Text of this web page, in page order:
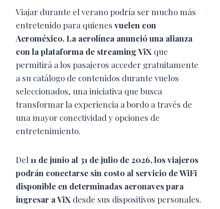
Viajar durante el verano podría ser mucho más
entretenido para quienes vuelen con
Aeroméxico. La aerolínea anunció una alianza
con la plataforma de streaming ViX que
permitirá a los pasajeros acceder gratuitamente
a su catálogo de contenidos durante vuelos
seleccionados, una iniciativa que busca
transformar la experiencia a bordo a través de
una mayor conectividad y opciones de
entretenimiento.
Del 11 de junio al 31 de julio de 2026, los viajeros
podrán conectarse sin costo al servicio de WiFi
disponible en determinadas aeronaves para
ingresar a ViX desde sus dispositivos personales.